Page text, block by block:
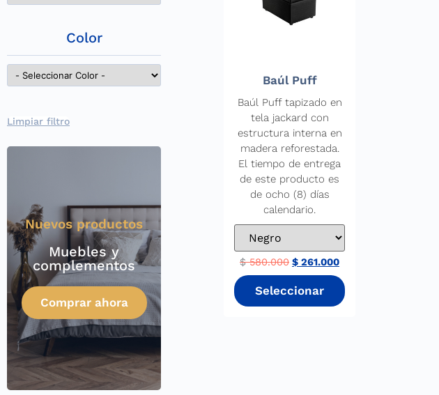
Color
Limpiar filtro
Nuevos productos
Muebles y
complementos
Comprar ahora
Baúl Puff
Baúl Puff tapizado en
tela jackard con
estructura interna en
madera reforestada.
El tiempo de entrega
de este producto es
de ocho (8) días
calendario.
$580.000 $ 261.000